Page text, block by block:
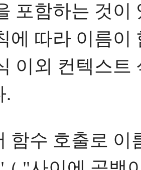
포함하는 것
에 따라 이름이
이외 컨텍스트
.
함수 호출로 이